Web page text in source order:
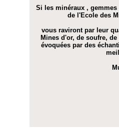
Si les minéraux ,
de l'Ecole des
vous raviront par leur
Mines d'or, de soufre,
évoquées par des